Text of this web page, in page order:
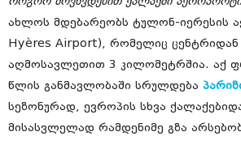
ახლოს მდებარეობს ტულონ-იერესის
Hyères Airport), რომელიც ცენტრიდან
აღმოსავლეთით 3 კილომეტრშია. აქ
წლის განმავლობაში სრულდება
სეზონურად, ევროპის სხვა
მისასვლელად რამდენიმე გზა